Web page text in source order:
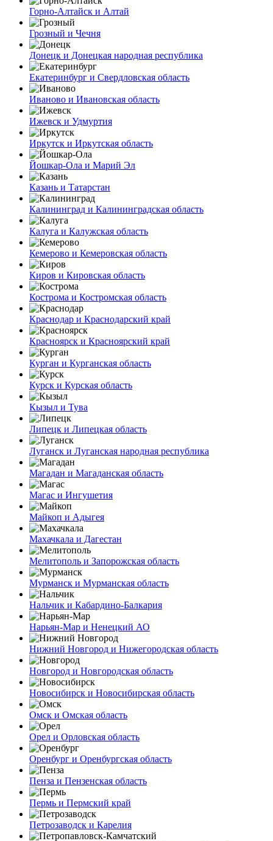
Горно-Алтайск и Алтай
Грозный и Чечня
Донецк и Донецкая народная республика
Екатеринбург и Свердловская область
Иваново и Ивановская область
Ижевск и Удмуртия
Иркутск и Иркутская область
Йошкар-Ола и Марий Эл
Казань и Татарстан
Калининград и Калининградская область
Калуга и Калужская область
Кемерово и Кемеровская область
Киров и Кировская область
Кострома и Костромская область
Краснодар и Краснодарский край
Красноярск и Красноярский край
Курган и Курганская область
Курск и Курская область
Кызыл и Тува
Липецк и Липецкая область
Луганск и Луганская народная республика
Магадан и Магаданская область
Магас и Ингушетия
Майкоп и Адыгея
Махачкала и Дагестан
Мелитополь и Запорожская область
Мурманск и Мурманская область
Нальчик и Кабардино-Балкария
Нарьян-Мар и Ненецкий АО
Нижний Новгород и Нижегородская область
Новгород и Новгородская область
Новосибирск и Новосибирская область
Омск и Омская область
Орел и Орловская область
Оренбург и Оренбургская область
Пенза и Пензенская область
Пермь и Пермский край
Петрозаводск и Карелия